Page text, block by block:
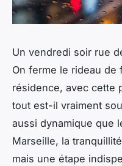
Un vendredi soir rue
On ferme le rideau de
résidence, avec cette
tout est-il vraiment
aussi dynamique que
Marseille, la
mais une étape